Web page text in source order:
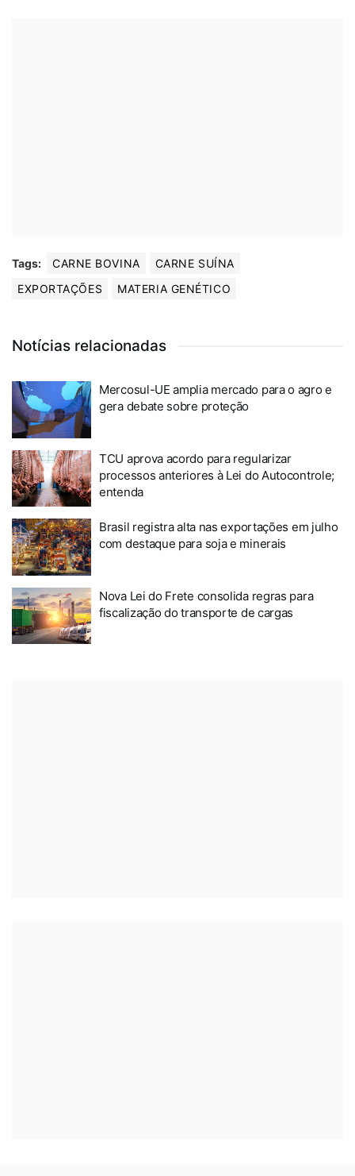
Tags: CARNE BOVINA
CARNE SUÍNA
EXPORTAÇÕES
MATERIA GENÉTICO
Notícias relacionadas
Mercosul-UE amplia mercado para o agro e
gera debate sobre proteção
TCU aprova acordo para regularizar
processos anteriores à Lei do Autocontrole;
entenda
Brasil registra alta nas exportações em julho
com destaque para soja e minerais
Nova Lei do Frete consolida regras para
fiscalização do transporte de cargas